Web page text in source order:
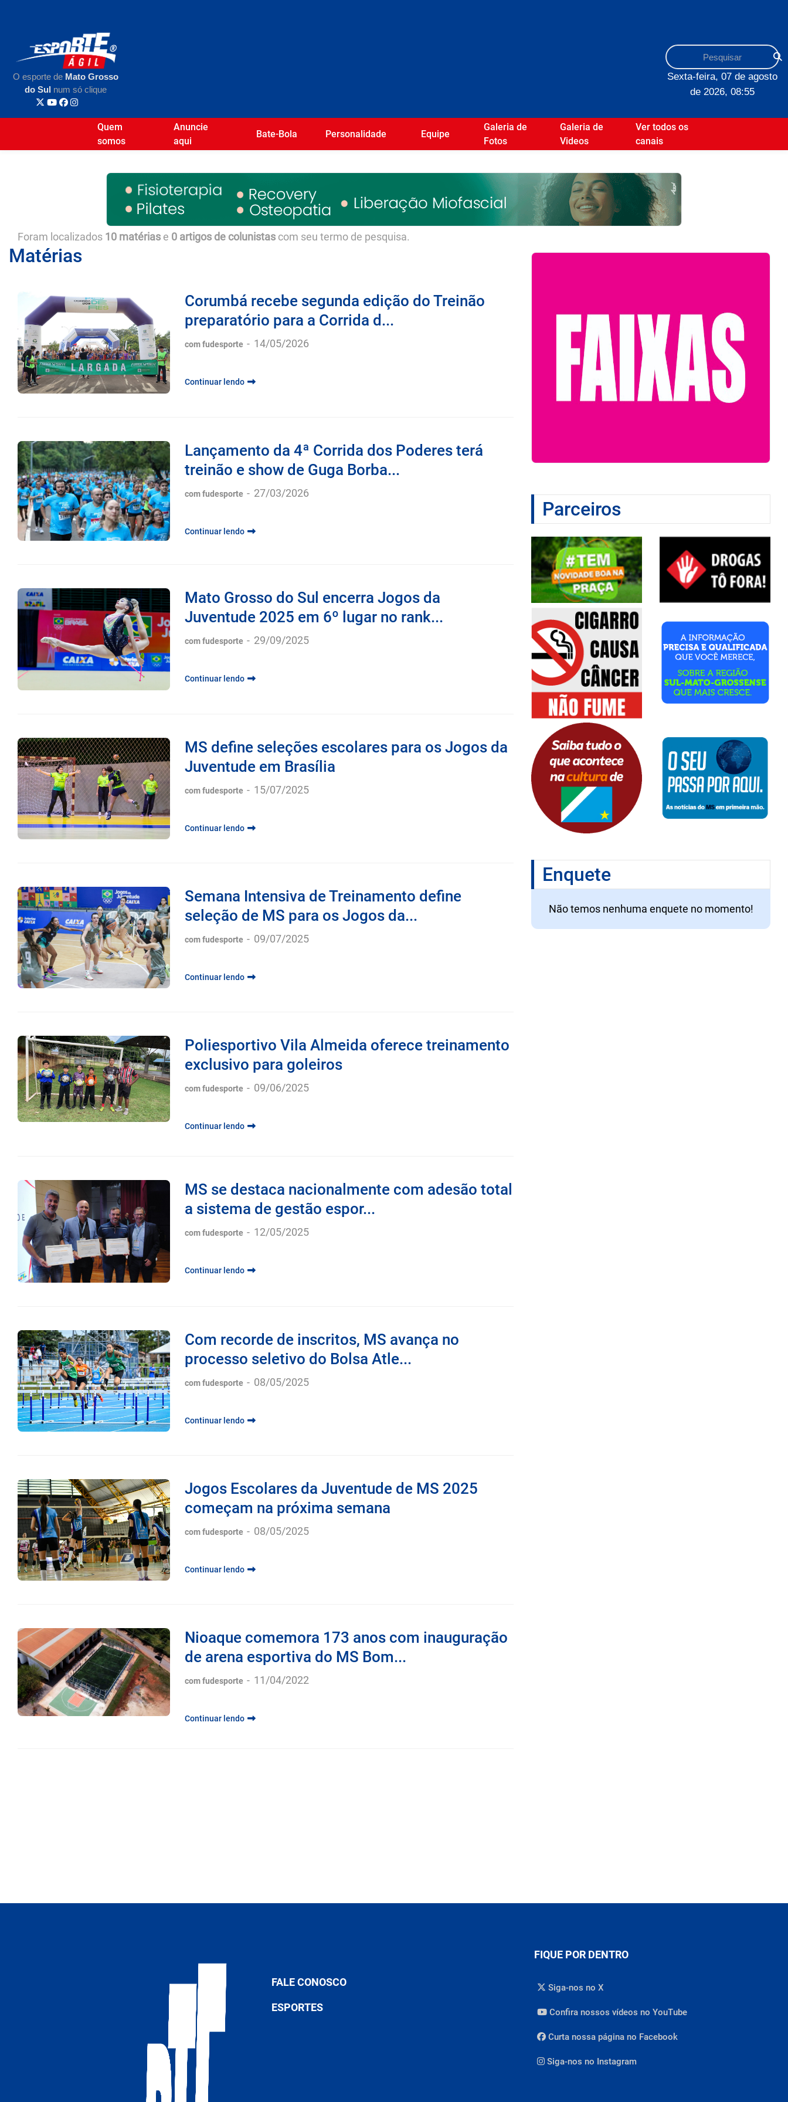
O esporte de Mato Grosso
do Sul num só clique
Sexta-feira, 07 de agosto
de 2026, 08:55
Quem
somos
Anuncie
aqui
Bate-Bola Personalidade Equipe
Galeria de
Fotos
Galeria de
Videos
Ver todos os
canais
Foram localizados 10 matérias e 0 artigos de colunistas com seu termo de pesquisa.
Matérias
Corumbá recebe segunda edição do Treinão
preparatório para a Corrida d...
com fudesporte 14/05/2026
Continuar lendo
Lançamento da 4ª Corrida dos Poderes terá
treinão e show de Guga Borba...
com fudesporte - 27/03/2026
Continuar lendo
Mato Grosso do Sul encerra Jogos da
Juventude 2025 em 6º lugar no rank...
com fudesporte 29/09/2025
Continuar lendo
MS define seleções escolares para os Jogos da
Juventude em Brasília
com fudesporte 15/07/2025
Continuar lendo
Semana Intensiva de Treinamento define
seleção de MS para os Jogos da...
com fudesporte 09/07/2025
Continuar lendo
Poliesportivo Vila Almeida oferece treinamento
exclusivo para goleiros
com fudesporte 09/06/2025
Continuar lendo
MS se destaca nacionalmente com adesão total
a sistema de gestão espor...
com fudesporte 12/05/2025
Continuar lendo
Com recorde de inscritos, MS avança no
processo seletivo do Bolsa Atle...
com fudesporte - 08/05/2025
Continuar lendo
Jogos Escolares da Juventude de MS 2025
começam na próxima semana
com fudesporte - 08/05/2025
Continuar lendo
Nioaque comemora 173 anos com inauguração
de arena esportiva do MS Bom...
com fudesporte 11/04/2022
Continuar lendo
Parceiros
Enquete
Não temos nenhuma enquete no momento!
FALE CONOSCO
ESPORTES
FIQUE POR DENTRO
Siga-nos no X
Confira nossos vídeos no YouTube
Curta nossa página no Facebook
Siga-nos no Instagram